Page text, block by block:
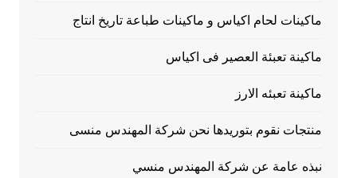
ماكينات لحام اكياس و ماكينات طباعة تاريخ انتاج
ماكينة تعبئة العصير فى اكياس
ماكينة تعبئه الارز
منتجات نقوم بتوريدها نحن شركة المهندس منسى
نبذه عامة عن شركة المهندس منسي